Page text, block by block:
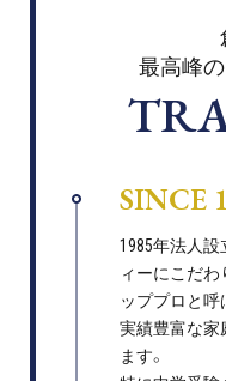
最高峰
SINCE
1985年法人設
ィーにこだわ
ッププロと
実績豊富な家
ます。